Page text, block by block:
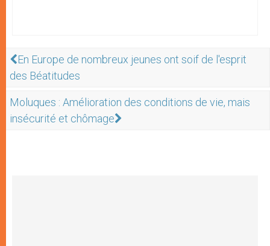
En Europe de nombreux jeunes ont soif de l'esprit
des Béatitudes
Moluques : Amélioration des conditions de vie, mais
insécurité et chômage